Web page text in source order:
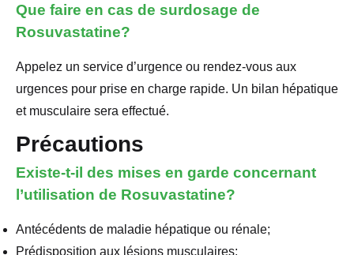
Que faire en cas de surdosage de
Rosuvastatine?
Appelez un service d’urgence ou rendez-vous aux
urgences pour prise en charge rapide. Un bilan hépatique
et musculaire sera effectué.
Précautions
Existe-t-il des mises en garde concernant
l’utilisation de Rosuvastatine?
Antécédents de maladie hépatique ou rénale;
Prédisposition aux lésions musculaires;